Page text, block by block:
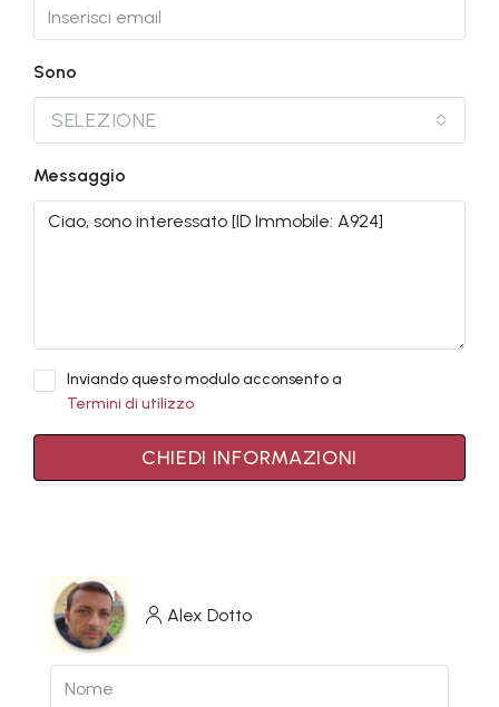
Sono
SELEZIONE
Messaggio
Inviando questo modulo acconsento a
Termini di utilizzo
CHIEDI INFORMAZIONI
Alex Dotto